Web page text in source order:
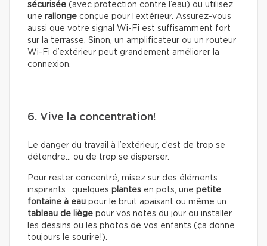
sécurisée (avec protection contre l’eau) ou utilisez
une rallonge conçue pour l’extérieur. Assurez-vous
aussi que votre signal Wi-Fi est suffisamment fort
sur la terrasse. Sinon, un amplificateur ou un routeur
Wi-Fi d’extérieur peut grandement améliorer la
connexion.
6. Vive la concentration!
Le danger du travail à l’extérieur, c’est de trop se
détendre… ou de trop se disperser.
Pour rester concentré, misez sur des éléments
inspirants : quelques plantes en pots, une petite
fontaine à eau pour le bruit apaisant ou même un
tableau de liège pour vos notes du jour ou installer
les dessins ou les photos de vos enfants (ça donne
toujours le sourire!).